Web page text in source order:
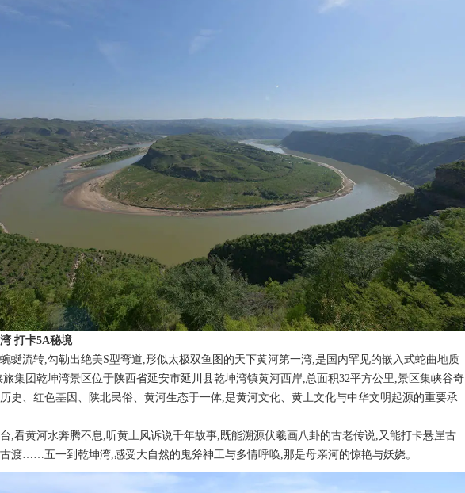
打卡5A秘境
蜒流转,勾勒出绝美S型弯道,形似太极双鱼图的天下黄河第一湾,是国内罕见的嵌入式蛇曲地质
旅集团乾坤湾景区位于陕西省延安市延川县乾坤湾镇黄河西岸,总面积32平方公里,景区集峡谷奇
史、红色基因、陕北民俗、黄河生态于一体,是黄河文化、黄土文化与中华文明起源的重要承
,看黄河水奔腾不息,听黄土风诉说千年故事,既能溯源伏羲画八卦的古老传说,又能打卡悬崖古
渡……五一到乾坤湾,感受大自然的鬼斧神工与多情呼唤,那是母亲河的惊艳与妖娆。